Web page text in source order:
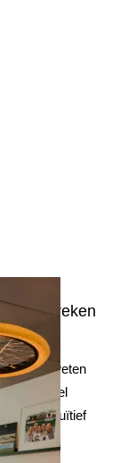
omstreken
is
Wij weten
visueel
en intuïtief